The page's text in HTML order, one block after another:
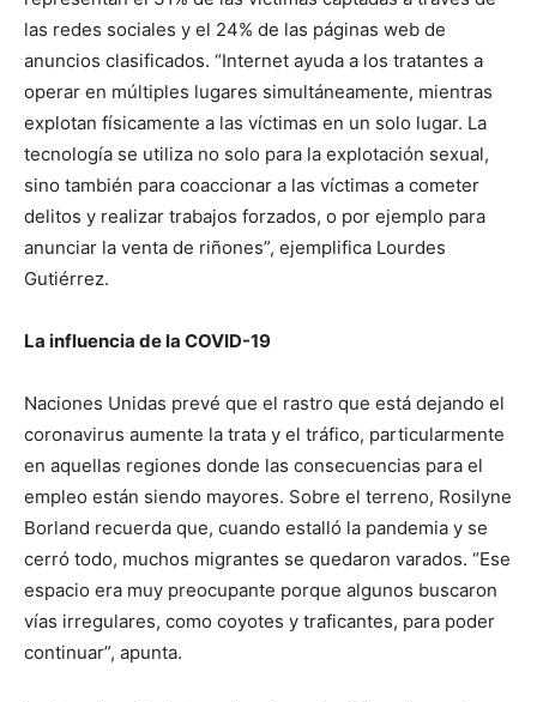
las redes sociales y el 24% de las páginas web de
anuncios clasificados. “Internet ayuda a los tratantes a
operar en múltiples lugares simultáneamente, mientras
explotan físicamente a las víctimas en un solo lugar. La
tecnología se utiliza no solo para la explotación sexual,
sino también para coaccionar a las víctimas a cometer
delitos y realizar trabajos forzados, o por ejemplo para
anunciar la venta de riñones”, ejemplifica Lourdes
Gutiérrez.
La influencia de la COVID-19
Naciones Unidas prevé que el rastro que está dejando el
coronavirus aumente la trata y el tráfico, particularmente
en aquellas regiones donde las consecuencias para el
empleo están siendo mayores. Sobre el terreno, Rosilyne
Borland recuerda que, cuando estalló la pandemia y se
cerró todo, muchos migrantes se quedaron varados. “Ese
espacio era muy preocupante porque algunos buscaron
vías irregulares, como coyotes y traficantes, para poder
continuar”, apunta.